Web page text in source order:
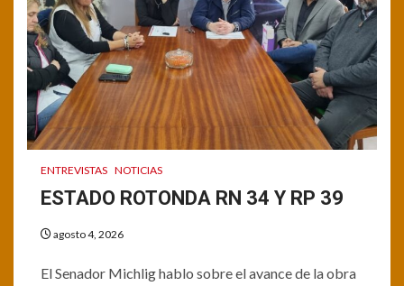
ENTREVISTAS NOTICIAS
ESTADO ROTONDA RN 34 Y RP 39
agosto 4, 2026
El Senador Michlig hablo sobre el avance de la obra